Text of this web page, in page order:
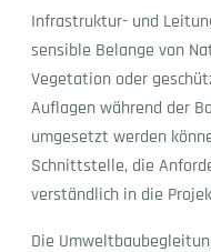
Infrastruktur- und
sensible Belange von
Vegetation oder
Auflagen während der
umgesetzt werden
Schnittstelle, die
verständlich in die
Die